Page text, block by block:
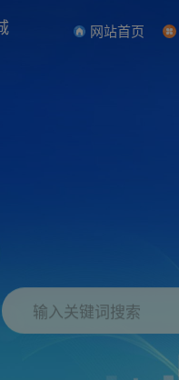
网站首页
输入关键词搜索